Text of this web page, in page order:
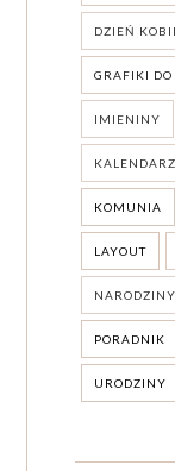
DZIEŃ
GRAFIKI
IMIENINY
KOMUNIA
LAYOUT
NARODZINY
PORADNIK
URODZINY